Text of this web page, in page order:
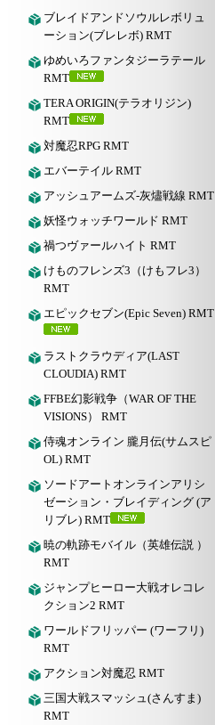
ブレイドアンドソウルレボリュ
ーション(ブレレボ) RMT
ゆめいろファンタジーラテール
RMT
TERA ORIGIN(テラオリジン)
RMT
対魔忍RPG RMT
エバーテイル RMT
アッシュアームズ‐灰燼戦線 RMT
妖怪ウォッチワールド RMT
禍つヴァールハイト RMT
けものフレンズ3（けもフレ3）
RMT
エピックセブン(Epic Seven) RMT
ラストクラウディア(LAST
CLOUDIA) RMT
FFBE幻影戦争（WAR OF THE
VISIONS） RMT
侍魂オンライン 朧月伝(サムスピ
OL) RMT
ソードアートオンラインアリシ
ゼーション・ブレイディング (ア
リブレ) RMT
暁の軌跡モバイル（英雄伝説 ）
RMT
ジャンプヒーロー大戦オレコレ
クション2 RMT
ワールドフリッパー (ワーフリ)
RMT
アクション対魔忍 RMT
三国大戦スマッシュ(さんすま)
RMT